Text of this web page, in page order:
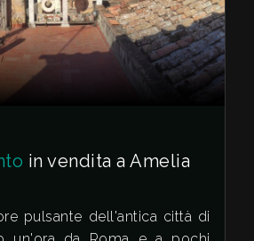
in vendita a Amelia
pulsante dell'antica città di